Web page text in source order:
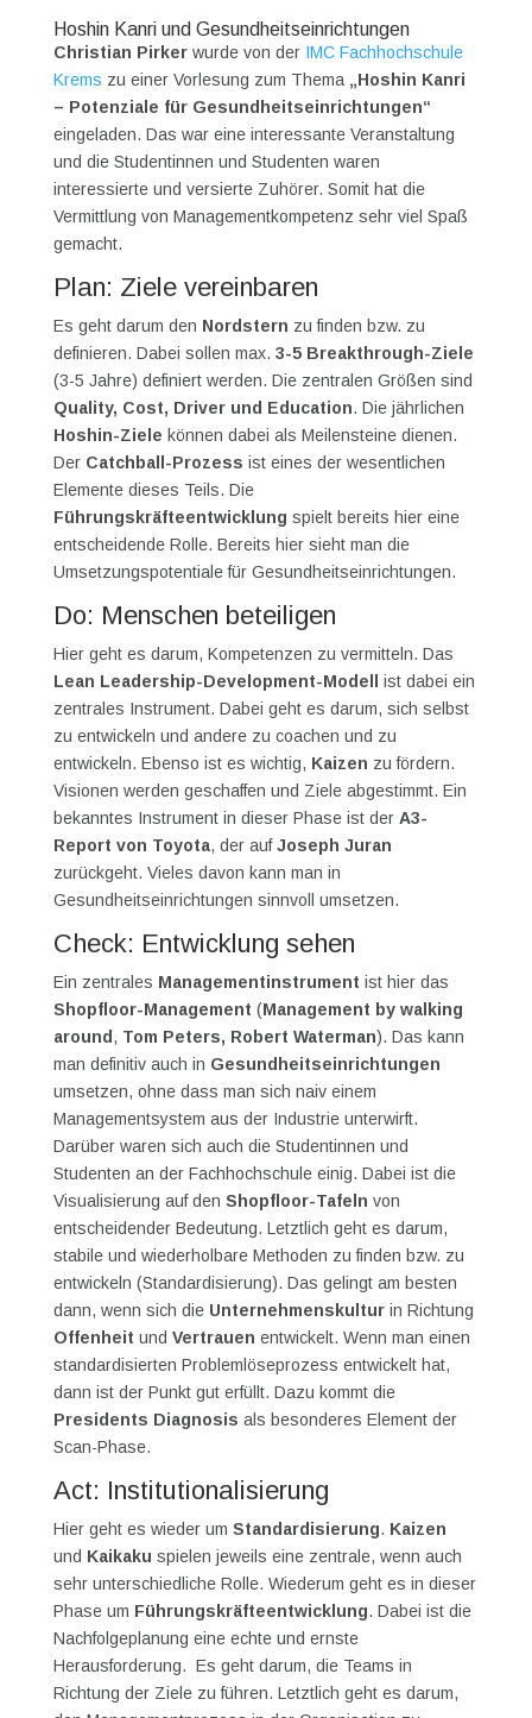
Hoshin Kanri und Gesundheitseinrichtungen
Christian Pirkerwurde von der IMC Fachhochschule
Krems zu einer Vorlesung zum Thema „Hoshin Kanri
– Potenziale für Gesundheitseinrichtungen“
eingeladen. Das war eine interessante Veranstaltung
und die Studentinnen und Studenten waren
interessierte und versierte Zuhörer. Somit hat die
Vermittlung von Managementkompetenz sehr viel Spaß
gemacht.
Plan: Ziele vereinbaren
Es geht darum den Nordstern zu finden bzw. zu
definieren. Dabei sollen max. 3-5 Breakthrough-Ziele
(3-5 Jahre) definiert werden. Die zentralen Größen sind
Quality, Cost, Driver und Education. Die jährlichen
Hoshin-Ziele können dabei als Meilensteine dienen.
Der Catchball-Prozess ist eines der wesentlichen
Elemente dieses Teils. Die
Führungskräfteentwicklung spielt bereits hier eine
entscheidende Rolle. Bereits hier sieht man die
Umsetzungspotentiale für Gesundheitseinrichtungen.
Do: Menschen beteiligen
Hier geht es darum, Kompetenzen zu vermitteln. Das
Lean Leadership-Development-Modell
ist dabei ein
zentrales Instrument. Dabei geht es darum, sich selbst
zu entwickeln und andere zu coachen und zu
entwickeln. Ebenso ist es wichtig, Kaizen zu fördern.
Visionen werden geschaffen und Ziele abgestimmt. Ein
bekanntes Instrument in dieser Phase ist der A3-
Report von Toyota, der aufJoseph Juran
zurückgeht. Vieles davon kann man in
Gesundheitseinrichtungen sinnvoll umsetzen.
Check: Entwicklung sehen
Ein zentrales Managementinstrument ist hier das
Shopfloor-Management (Management by walking
around , Tom Peters, Robert Waterman). Das kann
man definitiv auch in Gesundheitseinrichtungen
umsetzen, ohne dass man sich naiv einem
Managementsystem aus der Industrie unterwirft.
Darüber waren sich auch die Studentinnen und
Studenten an der Fachhochschule einig. Dabei ist die
Visualisierung auf den Shopfloor-Tafeln von
entscheidender Bedeutung. Letztlich geht es darum,
stabile und wiederholbare Methoden zu finden bzw. zu
entwickeln (Standardisierung). Das gelingt am besten
dann, wenn sich die Unternehmenskulturin Richtung
Offenheit und Vertrauen entwickelt. Wenn man einen
standardisierten Problemlöseprozess entwickelt hat,
dann ist der Punkt gut erfüllt. Dazu kommt die
Presidents Diagnosis als besonderes Element der
Scan-Phase.
Act: Institutionalisierung
Hier geht es wieder um Standardisierung. Kaizen
und Kaikaku spielen jeweils eine zentrale, wenn auch
sehr unterschiedliche Rolle. Wiederum geht es in dieser
Phase um Führungskräfteentwicklung. Dabei ist die
Nachfolgeplanung eine echte und ernste
Herausforderung. Es geht darum, die Teams in
Richtung der Ziele zu führen. Letztlich geht es darum,